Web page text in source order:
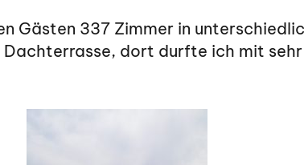
Gästen 337 Zimmer in
Dachterrasse, dort durfte ich mit